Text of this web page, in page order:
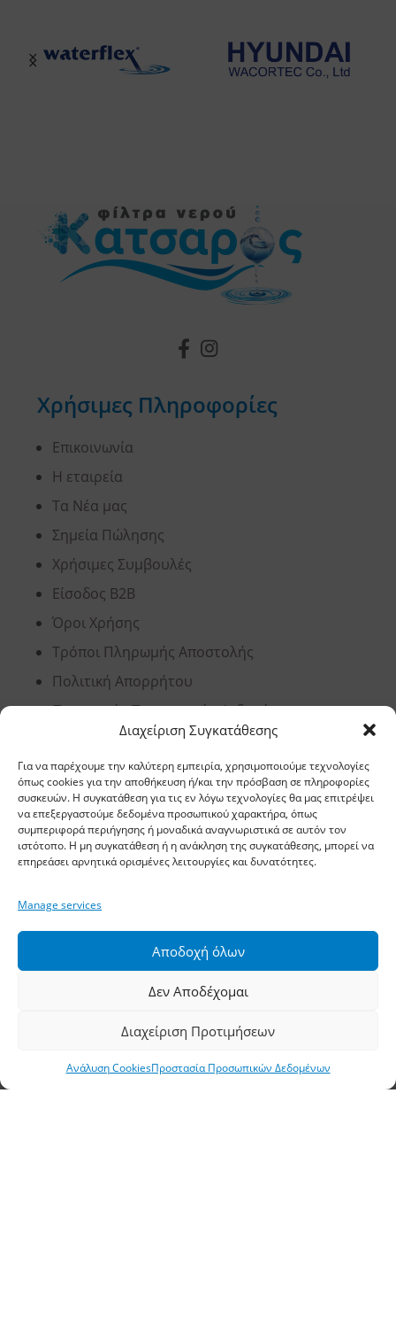
Διαχείριση Συγκατάθεσης
Για να παρέχουμε την καλύτερη εμπειρία, χρησιμοποιούμε τεχνολογίες
όπως cookies για την αποθήκευση ή/και την πρόσβαση σε πληροφορίες
συσκευών. Η συγκατάθεση για τις εν λόγω τεχνολογίες θα μας επιτρέψει
να επεξεργαστούμε δεδομένα προσωπικού χαρακτήρα, όπως
συμπεριφορά περιήγησης ή μοναδικά αναγνωριστικά σε αυτόν τον
ιστότοπο. Η μη συγκατάθεση ή η ανάκληση της συγκατάθεσης, μπορεί να
επηρεάσει αρνητικά ορισμένες λειτουργίες και δυνατότητες.
Manage services
Αποδοχή όλων
Δεν Αποδέχομαι
Διαχείριση Προτιμήσεων
Ανάλυση CookiesΠροστασία Προσωπικών Δεδομένων
Χρήσιμες Πληροφορίες
Επικοινωνία
Η εταιρεία
Τα Νέα μας
Σημεία Πώλησης
Χρήσιμες Συμβουλές
Είσοδος B2B
Όροι Χρήσης
Τρόποι Πληρωμής Αποστολής
Πολιτική Απορρήτου
Προστασία Προσωπικών Δεδομένων
Ανάλυση Cookies
Έδρα, Θεσσαλονίκη
Διεύθυνση: 11,5 χλμ Ε.Ο. Θεσσαλονίκης –
Αθηνών, Σίνδος, ΤΚ 57400, ΤΘ 1251
Τηλέφωνο:
Φαξ: 2310 778824
waterpik@otenet.gr
Υποκατάστημα, Αθήνα